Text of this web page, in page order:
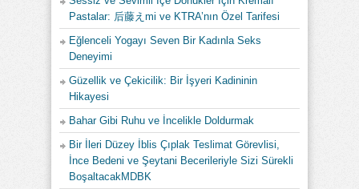
Pastalar: 后藤えmi ve KTRA’nın Özel Tarifesi
Eğlenceli Yogayı Seven Bir Kadınla Seks
Deneyimi
Güzellik ve Çekicilik: Bir İşyeri Kadininin
Hikayesi
Bahar Gibi Ruhu ve İncelikle Doldurmak
Bir İleri Düzey İblis Çıplak Teslimat Görevlisi,
İnce Bedeni ve Şeytani Becerileriyle Sizi Sürekli
BoşaltacakMDBK